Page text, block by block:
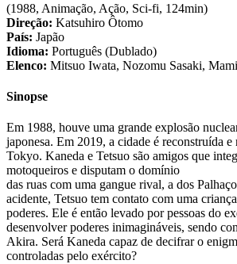
(1988, Animação, Ação, Sci-fi, 124min)
Direção: Katsuhiro Ôtomo
País: Japão
Idioma: Português (Dublado)
Elenco: Mitsuo Iwata, Nozomu Sasaki,
Sinopse
Em 1988, houve uma grande explosão
japonesa. Em 2019, a cidade é reconstruída e
Tokyo. Kaneda e Tetsuo são amigos que
motoqueiros e disputam o domínio
das ruas com uma gangue rival, a dos
acidente, Tetsuo tem contato com uma
poderes. Ele é então levado por pessoas do
desenvolver poderes inimagináveis, sendo
Akira. Será Kaneda capaz de decifrar o
controladas pelo exército?